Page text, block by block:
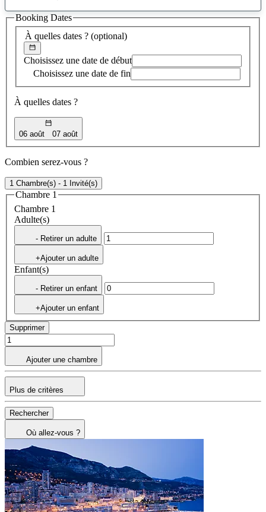
suggestion
trouvée
À quelles dates ? (optional)
Choisissez une date de début
Choisissez une date de fin
À quelles dates ?
06 août 07 août
Booking Dates
Combien serez-vous ?
1 Chambre(s) - 1 Invité(s)
Chambre 1
Chambre 1
Adulte(s)
- Retirer un adulte
+Ajouter un adulte
Enfant(s)
- Retirer un enfant
+Ajouter un enfant
Supprimer
Ajouter une chambre
Plus de critères
Rechercher
Où allez-vous ?